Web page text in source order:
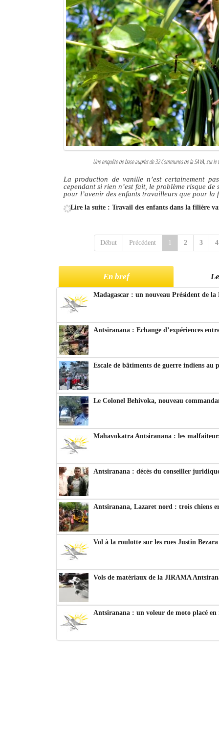
Une enquête de base auprès de 32 Communes de la SAVA, sur
La production de vanille n’est certainement
cependant si rien n’est fait, le problème risque de
pour l’avenir des enfants travailleurs que pour la
Lire la suite : Travail des enfants dans la filière
Début Précédent 1 2 3 4
En bref
Madagascar : un nouveau Président de
Antsiranana : Echange d’expériences
Escale de bâtiments de guerre indiens au
Le Colonel Behivoka, nouveau
Mahavokatra Antsiranana : les
Antsiranana : décès du conseiller
Antsiranana, Lazaret nord : trois chiens
Vol à la roulotte sur les rues Justin
Vols de matériaux de la JIRAMA
Antsiranana : un voleur de moto placé en